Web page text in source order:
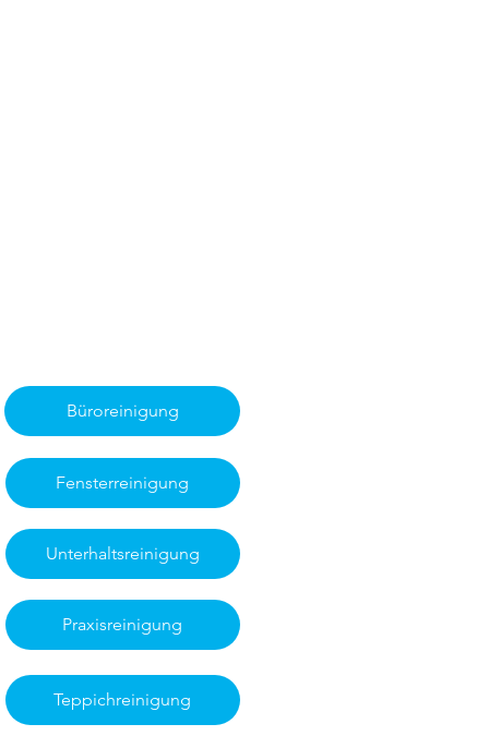
Büroreinigung
Fensterreinigung
Unterhaltsreinigung
Praxisreinigung
Teppichreinigung